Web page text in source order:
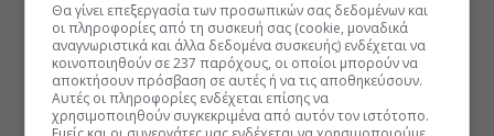
Θα γίνει επεξεργασία των προσωπικών σας δεδομένων και
οι πληροφορίες από τη συσκευή σας (cookie, μοναδικά
αναγνωριστικά και άλλα δεδομένα συσκευής) ενδέχεται να
κοινοποιηθούν σε 237 παρόχους, οι οποίοι μπορούν να
αποκτήσουν πρόσβαση σε αυτές ή να τις αποθηκεύσουν.
Αυτές οι πληροφορίες ενδέχεται επίσης να
χρησιμοποιηθούν συγκεκριμένα από αυτόν τον ιστότοπο.